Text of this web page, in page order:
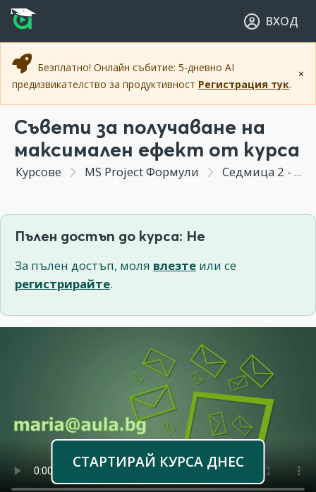
Прескочи към основното съдържание
Прескочи към навигацията
ВХОД
×
Безплатно! Онлайн събитие: 5-дневно AI
предизвикателство за продуктивност Регистрация тук.
Съвети за получаване на
максимален ефект от курса
Курсове MS Project Формули Седмица 2 - Въведение във формулите в Microsoft Project (Продължение)
Пълен достъп до курса: Не
За пълен достъп, моля влезте или се
регистрирайте.
СТАРТИРАЙ КУРСА ДНЕС